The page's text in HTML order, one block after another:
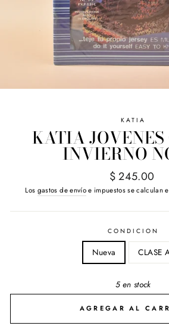
KATIA
KATIA
INVIERNO
Precio
habitual
$ 245.00
Los gastos de envíoe impuestos se calculan
CONDICION
Nueva CLASE
5 en stock
AGREGAR AL